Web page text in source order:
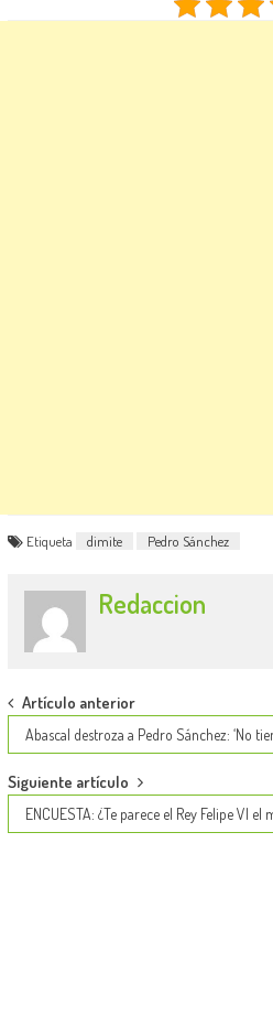
Etiqueta dimite Pedro Sánchez
Redaccion
Post
navigation
Artículo anterior
Abascal destroza a Pedro Sánchez: ‘No
Siguiente artículo
ENCUESTA: ¿Te parece el Rey Felipe VI el